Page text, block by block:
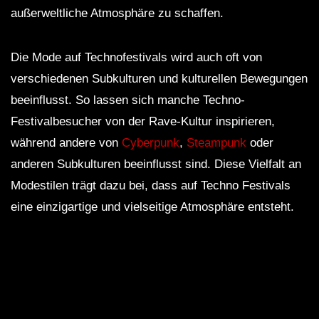
außerweltliche Atmosphäre zu schaffen.
Die Mode auf Technofestivals wird auch oft von
verschiedenen Subkulturen und kulturellen Bewegungen
beeinflusst. So lassen sich manche Techno-
Festivalbesucher von der Rave-Kultur inspirieren,
während andere von Cyberpunk, Steampunk oder
anderen Subkulturen beeinflusst sind. Diese Vielfalt an
Modestilen trägt dazu bei, dass auf Techno Festivals
eine einzigartige und vielseitige Atmosphäre entsteht.